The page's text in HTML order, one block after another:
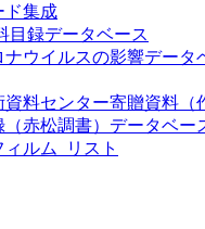
集成
目録データベース
ウイルスの影響データ
料センター寄贈資料（
赤松調書）データベー
ルム_リスト